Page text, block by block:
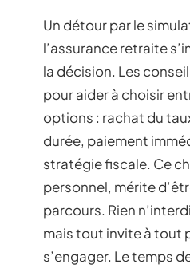
Un détour par le
l’assurance retraite
la décision. Les
pour aider à choisir
options : rachat du
durée, paiement
stratégie fiscale. Ce
personnel, mérite
parcours. Rien
mais tout invite à tout
s’engager. Le temps